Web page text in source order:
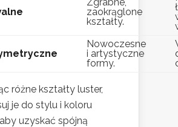
zaokrąglone
kształty.
Nowoczesne
i artystyczne
formy.
różne kształty luster,
je do stylu i koloru
uzyskać spójną